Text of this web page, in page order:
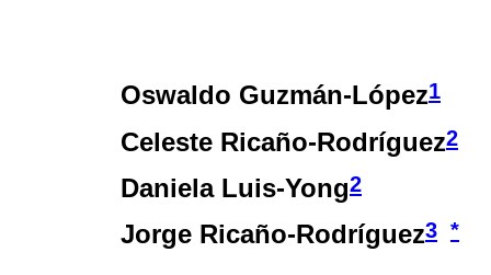
Oswaldo Guzmán-López1
Celeste Ricaño-Rodríguez2
Daniela Luis-Yong2
Jorge Ricaño-Rodríguez3 *